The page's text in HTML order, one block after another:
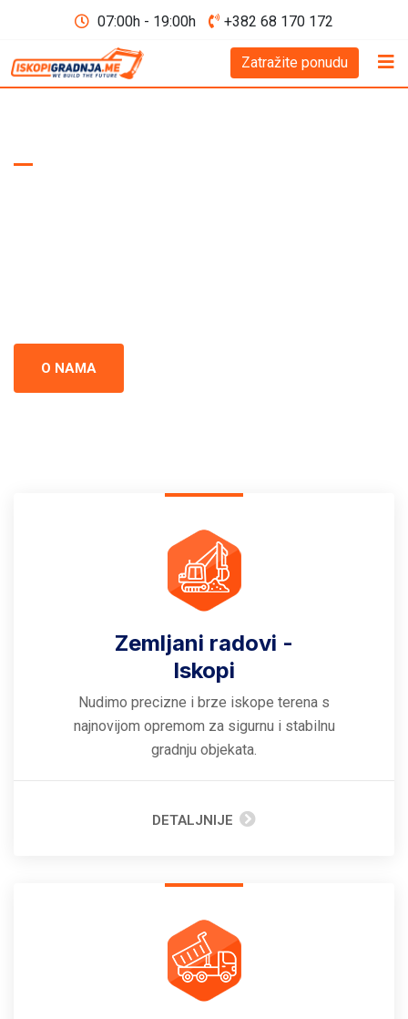
07:00h - 19:00h +382 68 170 172
Zatražite ponudu
O NAMA
Zemljani radovi -
Iskopi
Nudimo precizne i brze iskope terena s
najnovijom opremom za sigurnu i stabilnu
gradnju objekata.
DETALJNIJE